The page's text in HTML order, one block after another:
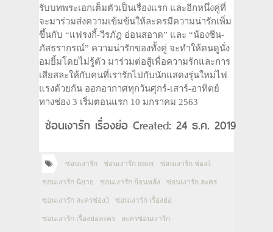
รับบทพระเอกเต็มตัวเป็นเรื่องแรก และอีกหนึ่งคู่ที่
จะมาร่วมส่งความเข้มข้นให้ละครมีความน่ารักเพิ่ม
ขึ้นกับ “แฟรงกี้-วีรภัฎ อ่อนสอาด” และ “น้องซีน-
ภัสธรากรณ์” ความน่ารักของทั้งคู่ จะทำให้คนดูนั่ง
อมยิ้มโดยไม่รู้ตัว มาร่วมต่อสู้เพื่อความรักและการ
เสียสละให้กับคนที่เรารักไปกับนักแสดงรุ่นใหม่ไฟ
แรงด้วยกัน ออกอากาศทุกวันศุกร์-เสาร์-อาทิตย์
ทางช่อง 3 เริ่มตอนแรก 10 มกราคม 2563
ซ่อนเงารัก เรื่องย่อ Created: 24 ธ.ค. 2019
ซ่อนเงารัก ซ่อนเงารัก teaser ซ่อนเงารัก ช่อง3
ซ่อนเงารัก นิยาย ซ่อนเงารัก ย้อนหลัง ซ่อนเงารัก ละคร
ซ่อนเงารัก ละครช่อง3 ซ่อนเงารัก เรื่องย่อ
ซ่อนเงารัก เรื่องย่อละคร ละครซ่อนเงารัก